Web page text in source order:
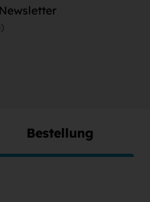
Bestellung